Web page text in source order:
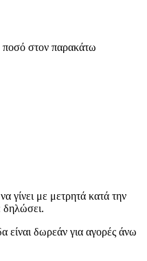
ποσό στον παρακάτω
γίνει με μετρητά κατά την
δηλώσει.
είναι δωρεάν για αγορές άνω